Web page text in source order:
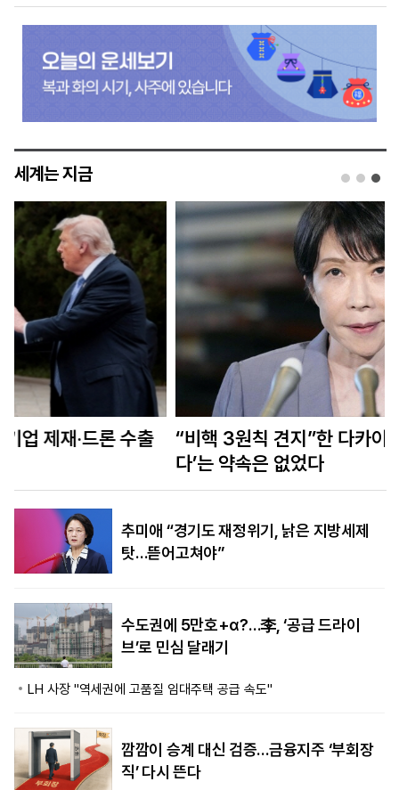
세계는 지금
“비핵 3원칙 견지”한 다카이치…‘계속 지키겠
추미애 “경기도 재정위기, 낡은 지방세제
탓…뜯어고쳐야”
수도권에 5만호+α?…李, ‘공급 드라이
브’로 민심 달래기
LH 사장 "역세권에 고품질 임대주택 공급 속도"
깜깜이 승계 대신 검증…금융지주 ‘부회장
직’ 다시 뜬다